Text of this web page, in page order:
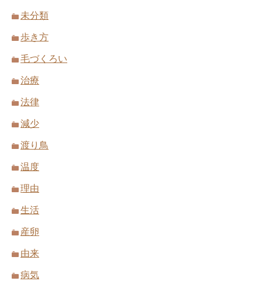
未分類
歩き方
毛づくろい
治療
法律
減少
渡り鳥
温度
理由
生活
産卵
由来
病気